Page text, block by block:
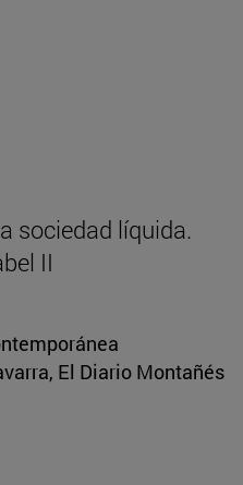
sociedad líquida.
II
El Diario Montañés